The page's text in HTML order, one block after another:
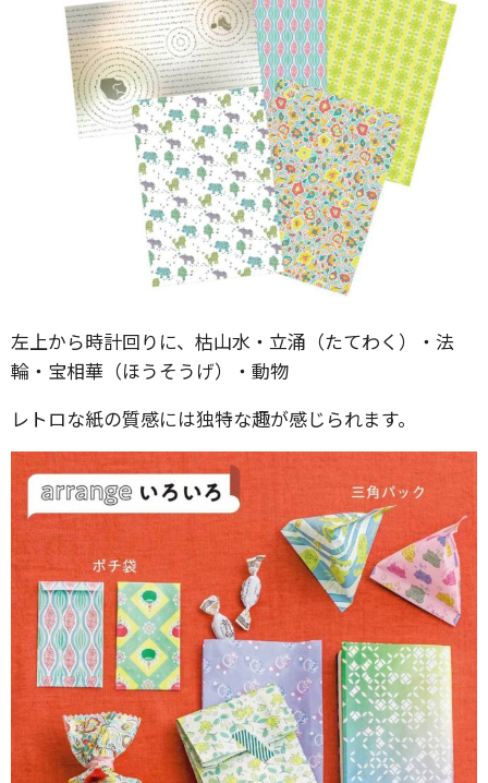
左上から時計回りに、枯山水・立涌（たてわく）・法
輪・宝相華（ほうそうげ）・動物
レトロな紙の質感には独特な趣が感じられます。